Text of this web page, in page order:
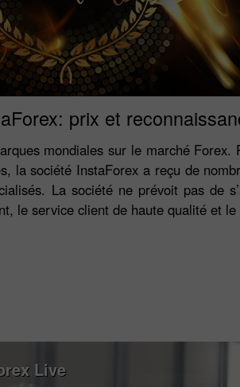
prix et
mondiales sur le marché
la société InstaForex a reçu de
La société ne prévoit pas de
le service client de haute qualité et
Live
Ouvrir un
Compte Démo
Ouvrir